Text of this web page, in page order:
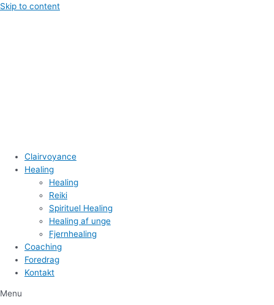
Skip to content
Clairvoyance
Healing
Healing
Reiki
Spirituel Healing
Healing af unge
Fjernhealing
Coaching
Foredrag
Kontakt
Menu